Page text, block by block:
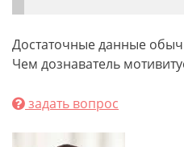
Достаточные данные
Чем дознаватель
задать вопрос